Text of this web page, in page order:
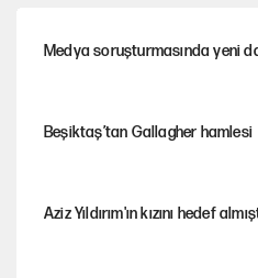
Medya soruşturmasında yeni
Beşiktaş’tan Gallagher hamlesi
Aziz Yıldırım'ın kızını hedef